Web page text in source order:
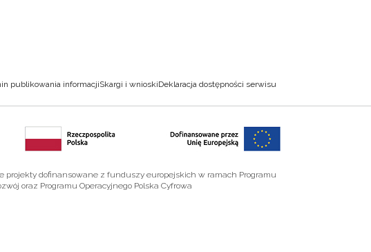
publikowania informacjiSkargi i wnioskiDeklaracja dostępności serwisu
projekty dofinansowane z funduszy europejskich w ramach Programu
oraz Programu Operacyjnego Polska Cyfrowa